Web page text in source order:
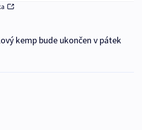
kemp bude ukončen v pátek